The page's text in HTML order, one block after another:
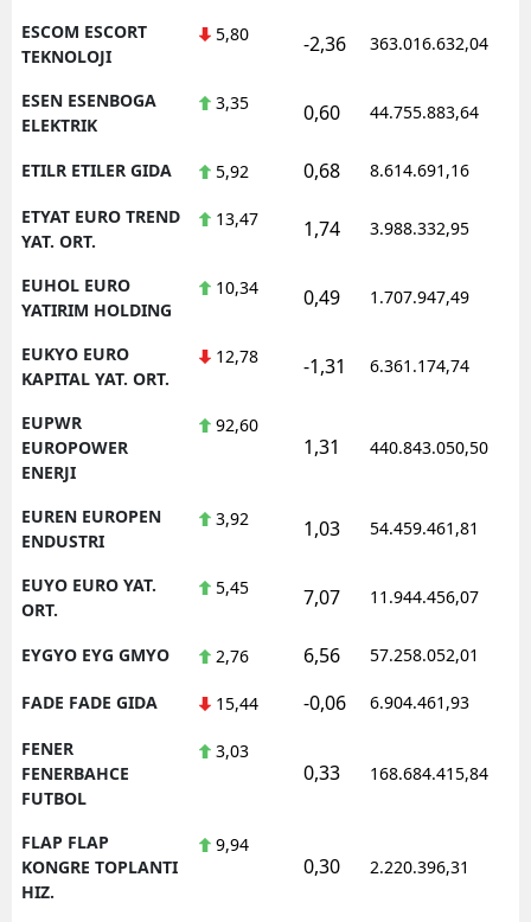
ESCOM ESCORT
TEKNOLOJI
5,80 -2,36 363.016.632,04
ESEN ESENBOGA
ELEKTRIK
3,35 0,60 44.755.883,64
ETILR ETILER GIDA 5,92 0,68 8.614.691,16
ETYAT EURO TREND
YAT. ORT.
13,47 1,74 3.988.332,95
EUHOL EURO
YATIRIM HOLDING
10,34 0,49 1.707.947,49
EUKYO EURO
KAPITAL YAT. ORT.
12,78 -1,31 6.361.174,74
EUPWR
EUROPOWER
ENERJI
92,60
1,31 440.843.050,50
EUREN EUROPEN
ENDUSTRI
3,92 1,03 54.459.461,81
EUYO EURO YAT.
ORT.
5,45 7,07 11.944.456,07
EYGYO EYG GMYO 2,76 6,56 57.258.052,01
FADE FADE GIDA 15,44 -0,06 6.904.461,93
FENER
FENERBAHCE
FUTBOL
3,03
0,33 168.684.415,84
FLAP FLAP
KONGRE TOPLANTI
HIZ.
9,94
0,30 2.220.396,31